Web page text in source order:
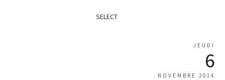
SELECT
JEUDI
6
NOVEMBRE 2014